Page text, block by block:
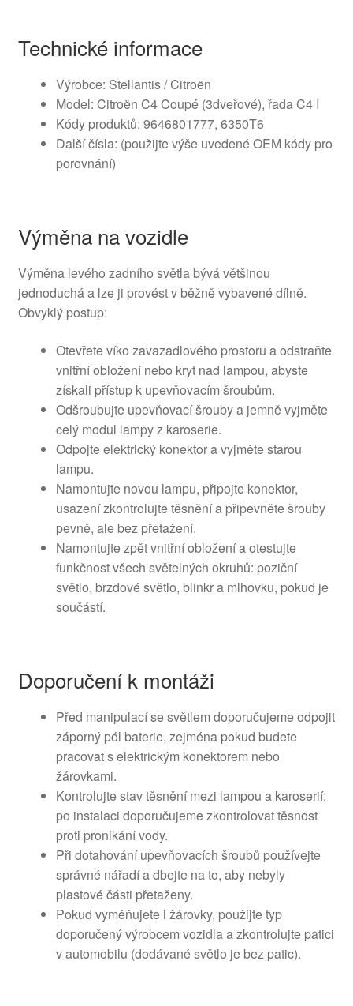
Technické informace
Výrobce: Stellantis / Citroën
Model: Citroën C4 Coupé (3dveřové), řada C4 I
Kódy produktů: 9646801777, 6350T6
Další čísla: (použijte výše uvedené OEM kódy pro
porovnání)
Výměna na vozidle
Výměna levého zadního světla bývá většinou
jednoduchá a lze ji provést v běžně vybavené dílně.
Obvyklý postup:
Otevřete víko zavazadlového prostoru a odstraňte
vnitřní obložení nebo kryt nad lampou, abyste
získali přístup k upevňovacím šroubům.
Odšroubujte upevňovací šrouby a jemně vyjměte
celý modul lampy z karoserie.
Odpojte elektrický konektor a vyjměte starou
lampu.
Namontujte novou lampu, připojte konektor,
usazení zkontrolujte těsnění a připevněte šrouby
pevně, ale bez přetažení.
Namontujte zpět vnitřní obložení a otestujte
funkčnost všech světelných okruhů: poziční
světlo, brzdové světlo, blinkr a mlhovku, pokud je
součástí.
Doporučení k montáži
Před manipulací se světlem doporučujeme odpojit
záporný pól baterie, zejména pokud budete
pracovat s elektrickým konektorem nebo
žárovkami.
Kontrolujte stav těsnění mezi lampou a karoserií;
po instalaci doporučujeme zkontrolovat těsnost
proti pronikání vody.
Při dotahování upevňovacích šroubů používejte
správné nářadí a dbejte na to, aby nebyly
plastové části přetaženy.
Pokud vyměňujete i žárovky, použijte typ
doporučený výrobcem vozidla a zkontrolujte patici
v automobilu (dodávané světlo je bez patic).